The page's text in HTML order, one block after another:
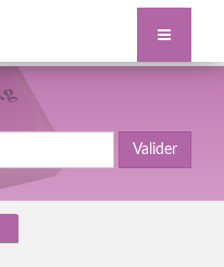
Valider